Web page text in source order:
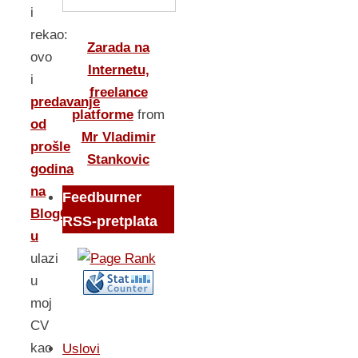
i
rekao:
ovo
i
predavanje
od
prošle
godina
na
BlogOpen-
u
ulazi
u
moj
CV
kao
Zarada na
Internetu,
freelance
platforme from
Mr Vladimir
Stankovic
Feedburner
RSS-pretplata
Uslovi